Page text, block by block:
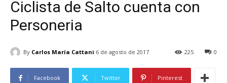
Ciclista de Salto cuenta con
Personeria
By Carlos María Cattani 6 de agosto de 2017 0
225
Facebook Twitter Pinterest